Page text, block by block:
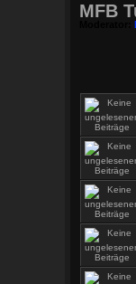
MFB